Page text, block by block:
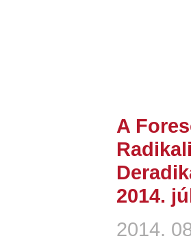
A
2014.
2014.